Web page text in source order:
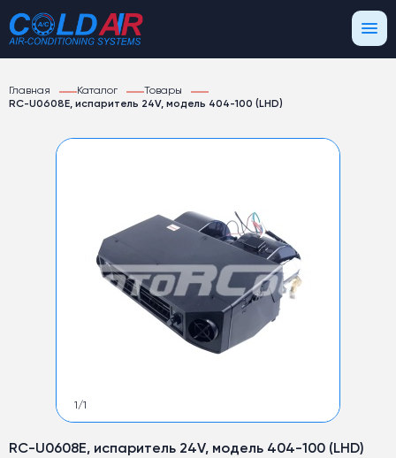
Главная Каталог
Товары
RC-U0608E, испаритель 24V, модель 404-100 (LHD)
1 /1
RC-U0608E, испаритель 24V, модель 404-100 (LHD)